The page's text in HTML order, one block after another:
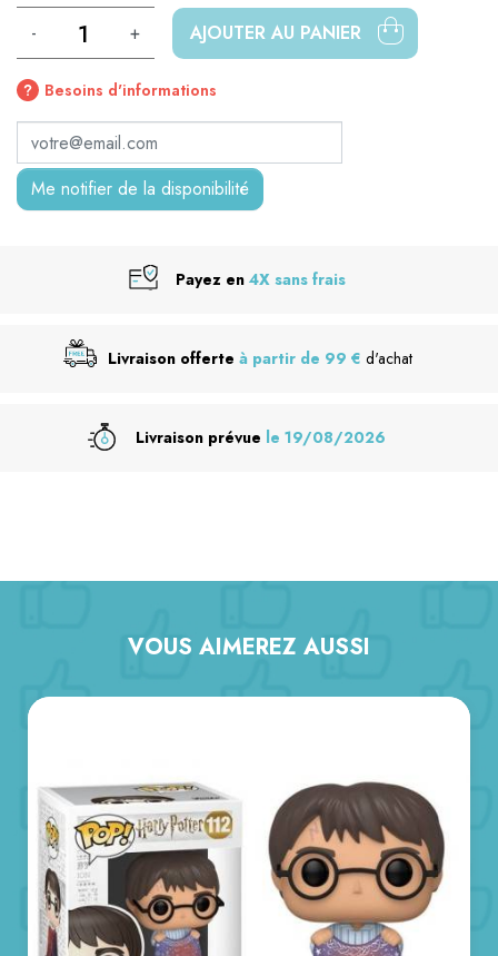
- + AJOUTER AU PANIER
Besoins d'informations
Me notifier de la disponibilité
Payez en 4X sans frais
Livraison offerte à partir de 99 € d'achat
Livraison prévue le 19/08/2026
VOUS AIMEREZ AUSSI